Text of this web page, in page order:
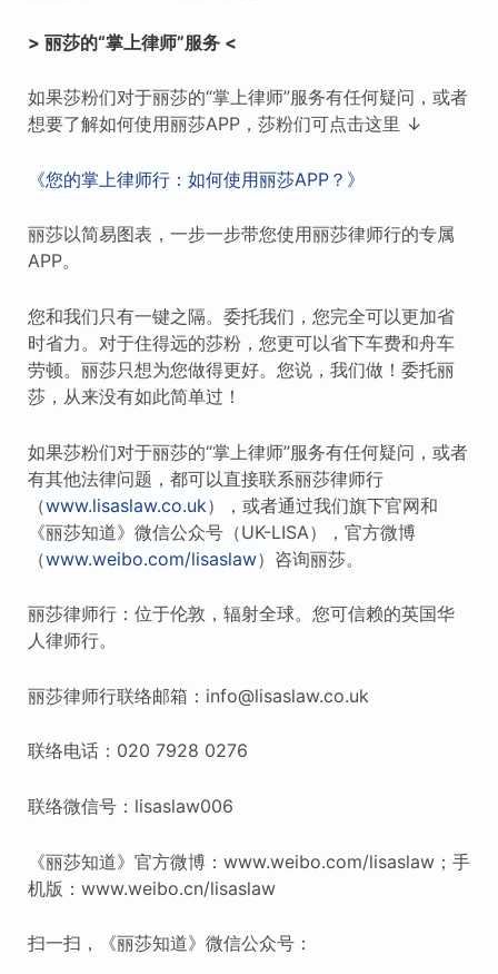
> 丽莎的“掌上律师”服务 <
如果莎粉们对于丽莎的“掌上律师”服务有任何疑问，或者
想要了解如何使用丽莎APP，莎粉们可点击这里 ↓
《您的掌上律师行：如何使用丽莎APP？》
丽莎以简易图表，一步一步带您使用丽莎律师行的专属
APP。
您和我们只有一键之隔。委托我们，您完全可以更加省
时省力。对于住得远的莎粉，您更可以省下车费和舟车
劳顿。丽莎只想为您做得更好。您说，我们做！委托丽
莎，从来没有如此简单过！
如果莎粉们对于丽莎的“掌上律师”服务有任何疑问，或者
有其他法律问题，都可以直接联系丽莎律师行
（www.lisaslaw.co.uk），或者通过我们旗下官网和
《丽莎知道》微信公众号（UK-LISA），官方微博
（www.weibo.com/lisaslaw）咨询丽莎。
丽莎律师行：位于伦敦，辐射全球。您可信赖的英国华
人律师行。
丽莎律师行联络邮箱：info@lisaslaw.co.uk
联络电话：020 7928 0276
联络微信号：lisaslaw006
《丽莎知道》官方微博：www.weibo.com/lisaslaw；手
机版：www.weibo.cn/lisaslaw
扫一扫，《丽莎知道》微信公众号：